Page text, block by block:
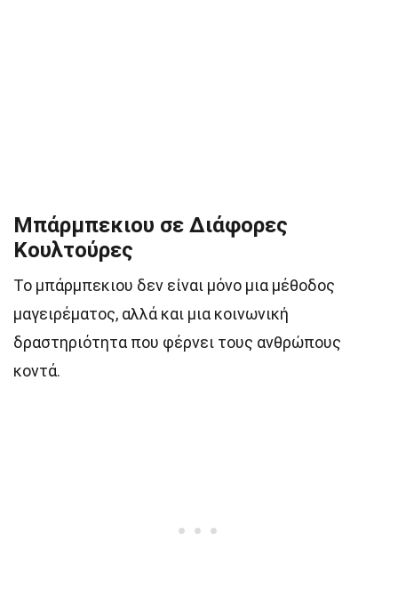
Μπάρμπεκιου σε Διάφορες
Κουλτούρες
Το μπάρμπεκιου δεν είναι μόνο μια μέθοδος
μαγειρέματος, αλλά και μια κοινωνική
δραστηριότητα που φέρνει τους ανθρώπους
κοντά.